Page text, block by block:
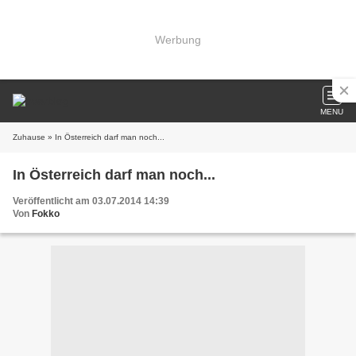
Werbung
MENU
Zuhause » In Österreich darf man noch...
In Österreich darf man noch...
Veröffentlicht am 03.07.2014 14:39
Von Fokko